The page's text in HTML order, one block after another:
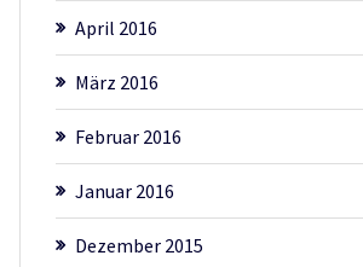
April 2016
März 2016
Februar 2016
Januar 2016
Dezember 2015